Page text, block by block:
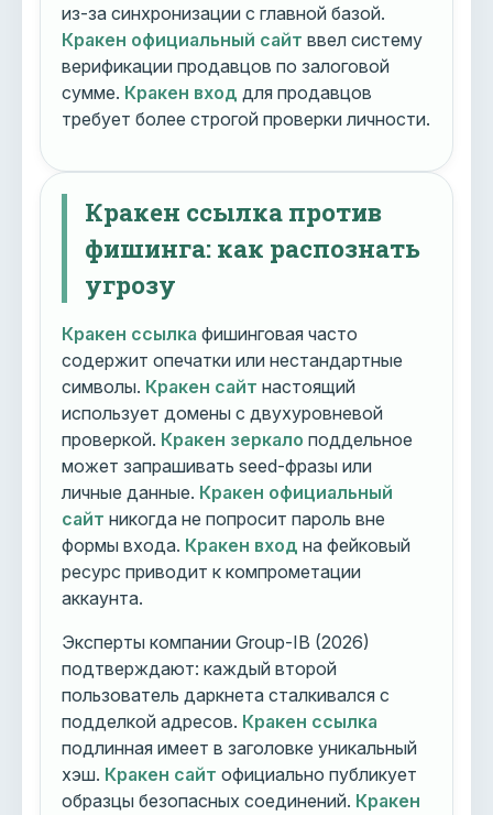
из-за синхронизации с главной базой.
Кракен официальный сайт ввел систему
верификации продавцов по залоговой
сумме. Кракен вход для продавцов
требует более строгой проверки личности.
Кракен ссылка против
фишинга: как распознать
угрозу
Кракен ссылка фишинговая часто
содержит опечатки или нестандартные
символы. Кракен сайт настоящий
использует домены с двухуровневой
проверкой. Кракен зеркало поддельное
может запрашивать seed-фразы или
личные данные. Кракен официальный
сайт никогда не попросит пароль вне
формы входа. Кракен вход на фейковый
ресурс приводит к компрометации
аккаунта.
Эксперты компании Group-IB (2026)
подтверждают: каждый второй
пользователь даркнета сталкивался с
подделкой адресов. Кракен ссылка
подлинная имеет в заголовке уникальный
хэш. Кракен сайт официально публикует
образцы безопасных соединений. Кракен